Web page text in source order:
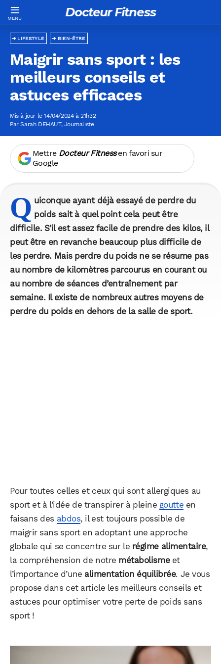
Docteur Fitness
BIEN-ÊTRE
LIFESTYLE
Maigrir sans sport : les
meilleurs conseils et
astuces efficaces
Mis à jour le 14/04/2024 à 21h32
ParSarah DEHAUT, Journaliste
Mettre Docteur Fitnessen favori sur
Google
Q uiconque ayant déjà essayé de perdre du
poids sait à quel point cela peut être
difficile. S’il est assez facile de prendre des kilos, il
peut être en revanche beaucoup plus difficile de
les perdre. Mais perdre du poids ne se résume pas
au nombre de kilomètres parcourus en courant ou
au nombre de séances d’entraînement par
semaine. Il existe de nombreux autres moyens de
perdre du poids en dehors de la salle de sport.
Pour toutes celles et ceux qui sont allergiques au
sport et à l’idée de transpirer à pleine goutte en
faisans des abdos, il est toujours possible de
maigrir sans sport en adoptant une approche
globale qui se concentre sur le régime alimentaire,
la compréhension de notre métabolismeet
l’importance d’une alimentation équilibrée. Je vous
propose dans cet article les meilleurs conseils et
astuces pour optimiser votre perte de poids sans
sport !